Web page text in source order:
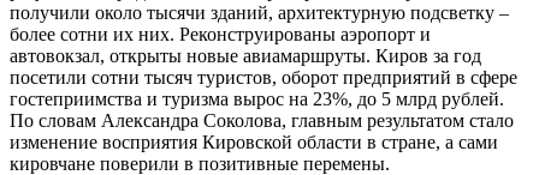
получили около тысячи зданий, архитектурную подсветку –
более сотни их них. Реконструированы аэропорт и
автовокзал, открыты новые авиамаршруты. Киров за год
посетили сотни тысяч туристов, оборот предприятий в сфере
гостеприимства и туризма вырос на 23%, до 5 млрд рублей.
По словам Александра Соколова, главным результатом стало
изменение восприятия Кировской области в стране, а сами
кировчане поверили в позитивные перемены.